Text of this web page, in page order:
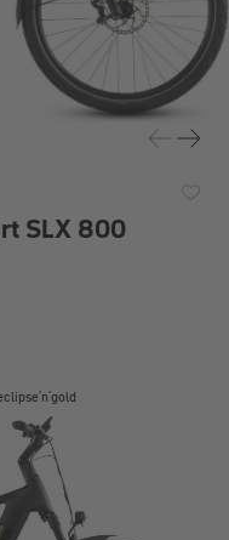
SLX 800